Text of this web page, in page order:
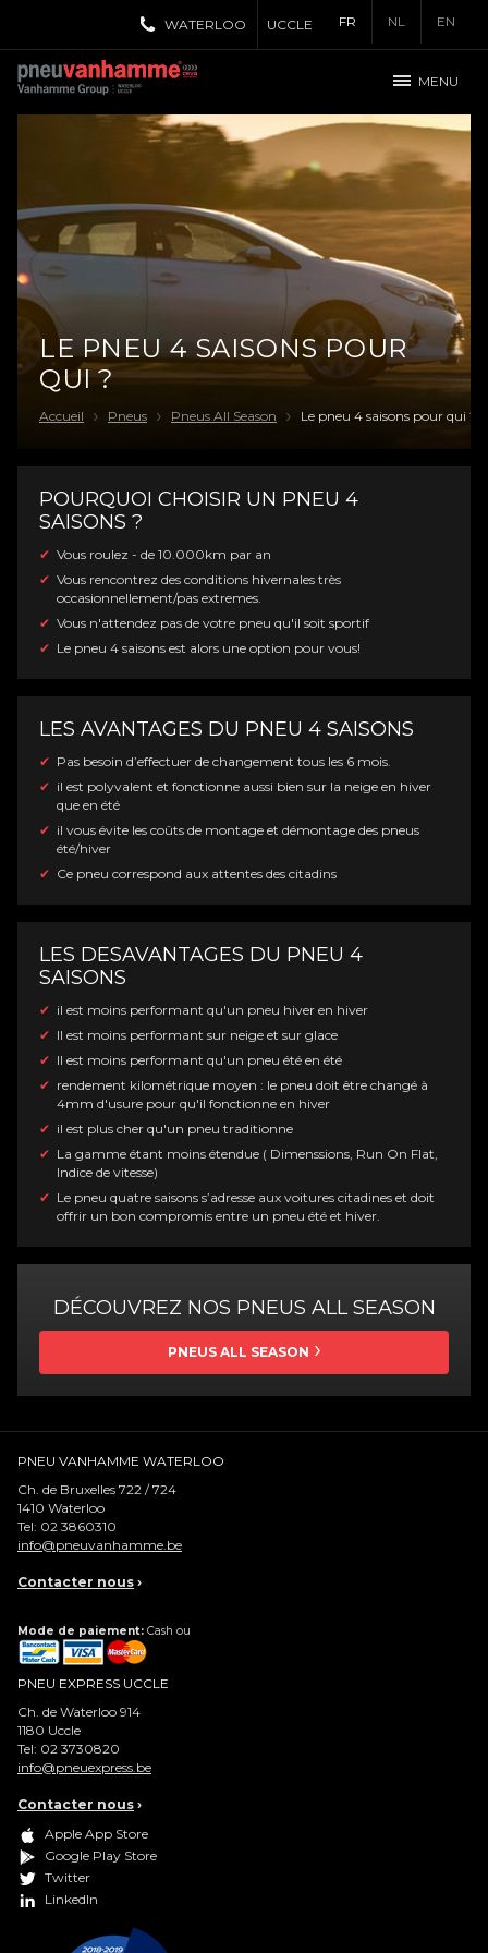
FR NL EN
WATERLOO UCCLE
MENU
LE PNEU 4 SAISONS POUR
QUI ?
Accueil Pneus Pneus All Season Le pneu 4 saisons pour qui ?
POURQUOI CHOISIR UN PNEU 4
SAISONS ?
Vous roulez - de 10.000km par an
Vous rencontrez des conditions hivernales très
occasionnellement/pas extremes.
Vous n'attendez pas de votre pneu qu'il soit sportif
Le pneu 4 saisons est alors une option pour vous!
LES AVANTAGES DU PNEU 4 SAISONS
Pas besoin d’effectuer de changement tous les 6 mois.
il est polyvalent et fonctionne aussi bien sur la neige en hiver
que en été
il vous évite les coûts de montage et démontage des pneus
été/hiver
Ce pneu correspond aux attentes des citadins
LES DESAVANTAGES DU PNEU 4
SAISONS
il est moins performant qu'un pneu hiver en hiver
Il est moins performant sur neige et sur glace
Il est moins performant qu'un pneu été en été
rendement kilométrique moyen : le pneu doit être changé à
4mm d'usure pour qu'il fonctionne en hiver
il est plus cher qu'un pneu traditionne
La gamme étant moins étendue ( Dimenssions, Run On Flat,
Indice de vitesse)
Le pneu quatre saisons s’adresse aux voitures citadines et doit
offrir un bon compromis entre un pneu été et hiver.
DÉCOUVREZ NOS PNEUS ALL SEASON
PNEUS ALL SEASON
PNEU VANHAMME WATERLOO
Ch. de Bruxelles 722 / 724
1410 Waterloo
Tel: 02 3860310
info@pneuvanhamme.be
Contacter nous ›
Mode de paiement: Cash ou
PNEU EXPRESS UCCLE
Ch. de Waterloo 914
1180 Uccle
Tel: 02 3730820
info@pneuexpress.be
Contacter nous ›
Apple App Store
Google Play Store
Twitter
LinkedIn